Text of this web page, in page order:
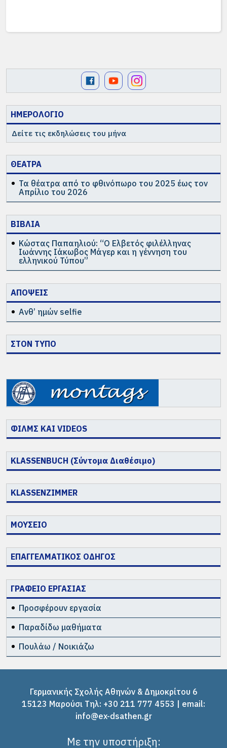
ΗΜΕΡΟΛΟΓΙΟ
Δείτε τις εκδηλώσεις του μήνα
ΘΕΑΤΡΑ
Τα θέατρα από το φθινόπωρο του 2025 έως τον
Απρίλιο του 2026
ΒΙΒΛΙΑ
Κώστας Παπαηλιού: “Ο Ελβετός φιλέλληνας
Ιωάννης Ιάκωβος Μάγερ και η γέννηση του
ελληνικού Τύπου”
ΑΠΟΨΕΙΣ
Ανθ’ ημών selfie
ΣΤΟΝ ΤΥΠΟ
ΦΙΛΜΣ ΚΑΙ VIDEOS
KLASSENBUCH (Σύντομα Διαθέσιμο)
KLASSENZIMMER
ΜΟΥΣΕΙΟ
ΕΠΑΓΓΕΛΜΑΤΙΚΟΣ ΟΔΗΓΟΣ
ΓΡΑΦΕΙΟ ΕΡΓΑΣΙΑΣ
Προσφέρουν εργασία
Παραδίδω μαθήματα
Πουλάω / Νοικιάζω
Γερμανικής Σχολής Αθηνών & Δημοκρίτου 6
15123 Μαρούσι Tηλ: +30 211 777 4553 | email:
info@ex-dsathen.gr
Με την υποστήριξη: